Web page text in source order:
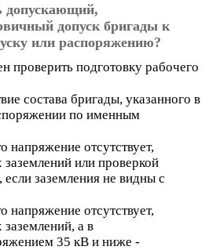
допускающий,
допуск бригады к
или распоряжению?
подготовку рабочего
состава бригады, указанного в
по именным
напряжение отсутствует,
или проверкой
заземления не видны с
напряжение отсутствует,
а в
35 кВ и ниже -